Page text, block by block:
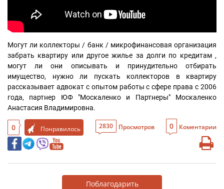
Могут ли коллекторы / банк / микрофинансовая организация
забрать квартиру или другое жилье за долги по кредитам ,
могут ли они описывать и принудительно отбирать
имущество, нужно ли пускать коллекторов в квартиру
рассказывает адвокат с опытом работы с сфере права с 2006
года, партнер ЮФ "Москаленко и Партнеры" Москаленко
Анастасия Владимировна.
0 Понравилось 2830 Просмотров 0 Коментарии
Поблагодарить